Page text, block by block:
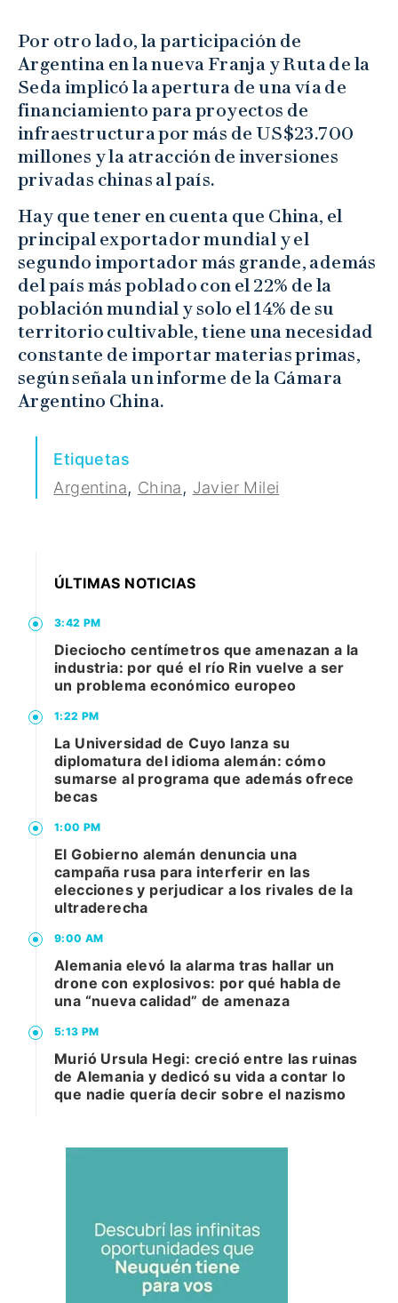
Por otro lado, la participación de
Argentina en la nueva Franja y Ruta de la
Seda implicó la apertura de una vía de
financiamiento para proyectos de
infraestructura por más de US$23.700
millones y la atracción de inversiones
privadas chinas al país.
Hay que tener en cuenta que China, el
principal exportador mundial y el
segundo importador más grande, además
del país más poblado con el 22% de la
población mundial y solo el 14% de su
territorio cultivable, tiene una necesidad
constante de importar materias primas,
según señala un informe de la Cámara
Argentino China.
Etiquetas
Argentina, China, Javier Milei
ÚLTIMAS NOTICIAS
3:42 PM
Dieciocho centímetros que amenazan a la
industria: por qué el río Rin vuelve a ser
un problema económico europeo
1:22 PM
La Universidad de Cuyo lanza su
diplomatura del idioma alemán: cómo
sumarse al programa que además ofrece
becas
1:00 PM
El Gobierno alemán denuncia una
campaña rusa para interferir en las
elecciones y perjudicar a los rivales de la
ultraderecha
9:00 AM
Alemania elevó la alarma tras hallar un
drone con explosivos: por qué habla de
una “nueva calidad” de amenaza
5:13 PM
Murió Ursula Hegi: creció entre las ruinas
de Alemania y dedicó su vida a contar lo
que nadie quería decir sobre el nazismo